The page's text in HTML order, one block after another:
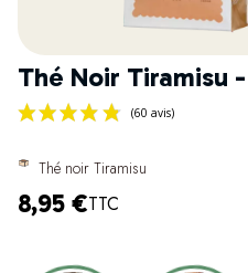
Thé Noir Tiramisu
Thé noir Tiramisu
8,95 €TTC